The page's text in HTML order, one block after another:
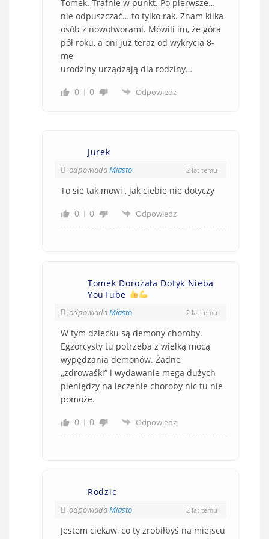
Tomek. Trafnie w punkt. Po pierwsze…
nie odpuszczać… to tylko rak. Znam kilka
osób z nowotworami. Mówili im, że góra
pół roku, a oni już teraz od wykrycia 8-
me
urodziny urządzają dla rodziny…
0
0 Odpowiedz
Jurek
odpowiadaMiasto 2 lat temu
To sie tak mowi , jak ciebie nie dotyczy
0
0 Odpowiedz
Tomek Dorożała Dotyk Nieba
YouTube
odpowiadaMiasto 2 lat temu
W tym dziecku są demony choroby.
Egzorcysty tu potrzeba z wielką mocą
wypędzania demonów. Żadne
,,zdrowaśki” i wydawanie mega dużych
pieniędzy na leczenie choroby nic tu nie
pomoże.
0
0 Odpowiedz
Rodzic
odpowiadaMiasto 2 lat temu
Jestem ciekaw, co ty zrobiłbyś na miejscu